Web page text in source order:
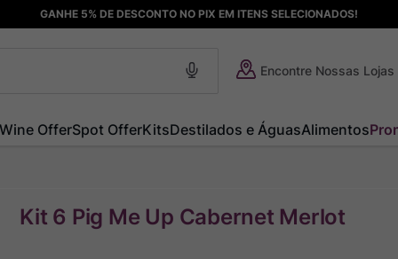
GANHE 5% DE DESCONTO NO PIX EM ITENS SELECIONADOS!
Encontre Nossas Lojas
Wine OfferSpot OfferKitsDestilados e ÁguasAlimentos
Kit 6 Pig Me Up Cabernet Merlot